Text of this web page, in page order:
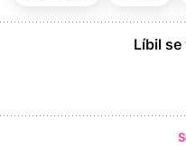
Líbil se